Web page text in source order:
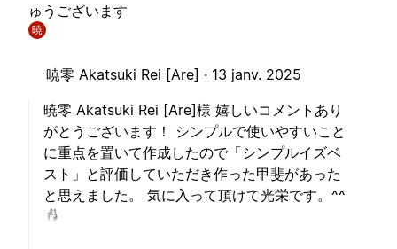
ゅうございます
暁
暁零 Akatsuki Rei [Are] · 13 janv. 2025
暁零 Akatsuki Rei [Are]様 嬉しいコメントあり
がとうございます！ シンプルで使いやすいこと
に重点を置いて作成したので「シンプルイズベ
スト」と評価していただき作った甲斐があった
と思えました。 気に入って頂けて光栄です。^^